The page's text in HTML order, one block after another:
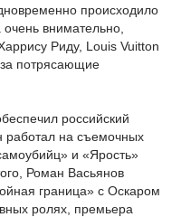
происходило
внимательно,
Риду, Louis Vuitton
потрясающие
российский
работал на съемочных
и «Ярость»
Роман Васьянов
граница» с Оскаром
ролях, премьера